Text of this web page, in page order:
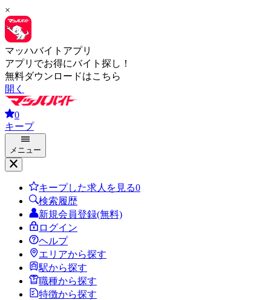
×
マッハバイトアプリ
アプリでお得にバイト探し！
無料ダウンロードはこちら
開く
0
キープ
メニュー
キープした求人を見る0
検索履歴
新規会員登録(無料)
ログイン
ヘルプ
エリアから探す
駅から探す
職種から探す
特徴から探す